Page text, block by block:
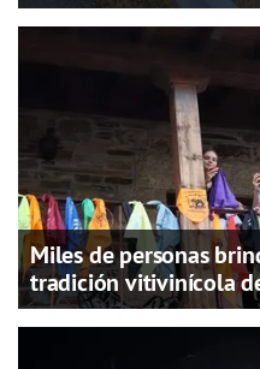
Miles de personas
tradición vitivinícola